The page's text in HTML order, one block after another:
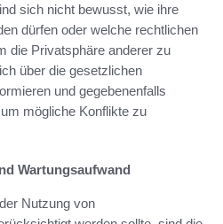
sich nicht bewusst, wie ihre
dürfen oder welche rechtlichen
die Privatsphäre anderer zu
über die gesetzlichen
und gegebenenfalls
mögliche Konflikte zu
Wartungsaufwand
Nutzung von